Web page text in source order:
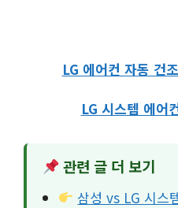
LG 에어컨 자동 건
LG 시스템 에어
관련 글 더 보기
삼성 vs LG 시스